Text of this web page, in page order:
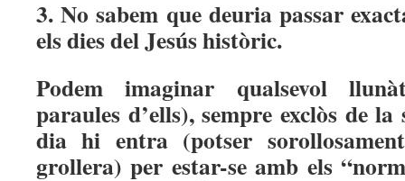
3. No sabem que deuria passar
els dies del Jesús històric.
Podem imaginar qualsevol
paraules d’ells), sempre exclòs de
dia hi entra (potser
grollera) per estar-se amb els